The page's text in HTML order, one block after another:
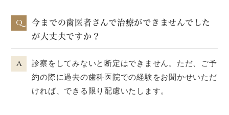
Q
今までの歯医者さんで治療ができませんでした
が大丈夫ですか？
A
診察をしてみないと断定はできません。ただ、ご予
約の際に過去の歯科医院での経験をお聞かせいただ
ければ、できる限り配慮いたします。